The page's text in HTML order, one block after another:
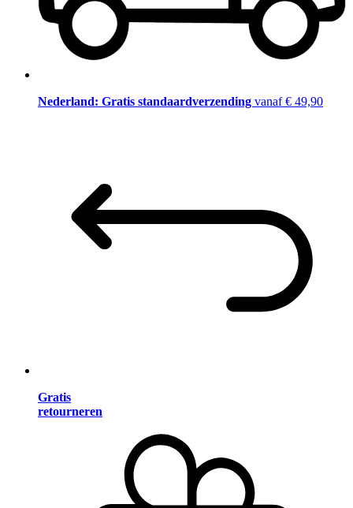
Nederland: Gratis standaardverzending vanaf € 49,90
Gratis
retourneren